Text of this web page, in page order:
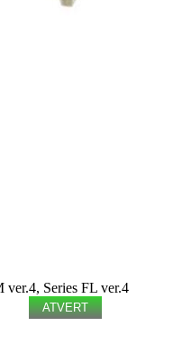
Series FL ver.4
ATVERT